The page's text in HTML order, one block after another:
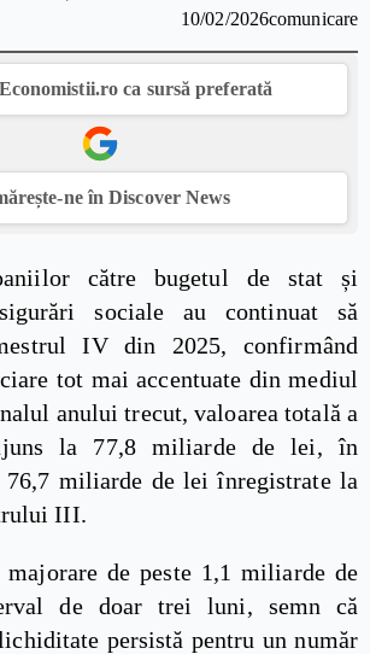
10/02/2026comunicare
ca sursă preferată
ne în Discover News
către bugetul de stat și
sociale au continuat să
IV din 2025, confirmând
tot mai accentuate din mediul
anului trecut, valoarea totală a
la 77,8 miliarde de lei, în
76,7 miliarde de lei înregistrate la
III.
de peste 1,1 miliarde de
de doar trei luni, semn că
persistă pentru un număr